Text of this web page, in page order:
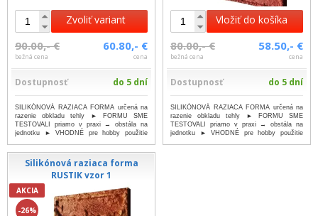
Zvoliť variant
90.00,- €
bežná cena
60.80,- €
cena
Dostupnosť do 5 dní
SILIKÓNOVÁ RAZIACA FORMA určená na
razenie obkladu tehly ► FORMU SME
TESTOVALI priamo v praxi → obstála na
jednotku ► VHODNÉ pre hobby použitie
Vložiť do košíka
80.00,- €
bežná cena
58.50,- €
cena
Dostupnosť do 5 dní
SILIKÓNOVÁ RAZIACA FORMA určená na
razenie obkladu tehly ► FORMU SME
TESTOVALI priamo v praxi → obstála na
jednotku ► VHODNÉ pre hobby použitie
Silikónová raziaca forma
RUSTIK vzor 1
AKCIA
-26%